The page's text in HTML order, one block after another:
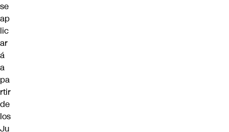
se
ap
lic
ar
á
a
pa
rtir
de
los
Ju